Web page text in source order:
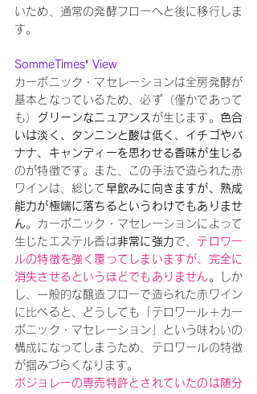
いため、通常の発酵フローへと後に移行しま
す。
SommeTimes’ View
カーボニック・マセレーションは全房発酵が
基本となっているため、必ず（僅かであって
も） グリーンなニュアンス が生じます。 色合
いは淡く、タンニンと酸は低く、イチゴやバ
ナナ、キャンディーを思わせる香味が生じる
のが特徴です。また、この手法で造られた赤
ワインは、総じて 早飲みに向きますが、熟成
能力が極端に落ちるというわけでもありませ
ん。カーボニック・マセレーションによって
生じたエステル香は非常に強力で、 テロワー
ルの特徴を強く覆ってしまいますが、完全に
消失させるというほどでもありません。しか
し、一般的な醸造フローで造られた赤ワイン
に比べると、どうしても「テロワール＋カー
ボニック・マセレーション」という味わいの
構成になってしまうため、テロワールの特徴
が掴みづらくなります。
ボジョレーの専売特許とされていたのは随分